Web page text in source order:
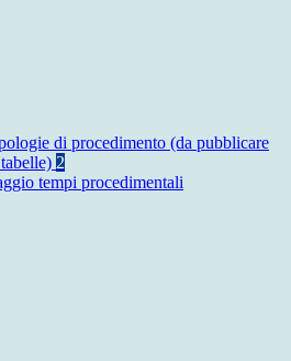
di procedimento (da pubblicare
2
tempi procedimentali